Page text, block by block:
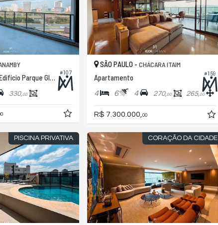
#107
Apartamento no Edifício Parque Global
330,00
#159
SÃO PAULO - CHÁCARA ITAIM
Apartamento
4 6 4 270,00 265,00
R$ 7.300.000,00
PISCINA PRIVATIVA CORAÇÃO DA CIDADE